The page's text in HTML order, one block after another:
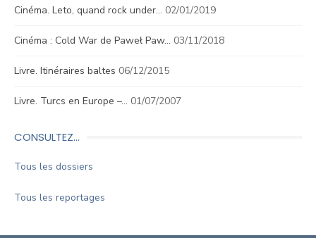
Cinéma. Leto, quand rock under… 02/01/2019
Cinéma : Cold War de Paweł Paw… 03/11/2018
Livre. Itinéraires baltes 06/12/2015
Livre. Turcs en Europe –… 01/07/2007
CONSULTEZ…
Tous les dossiers
Tous les reportages